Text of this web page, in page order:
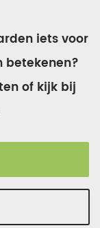
iets voor
betekenen?
of kijk bij